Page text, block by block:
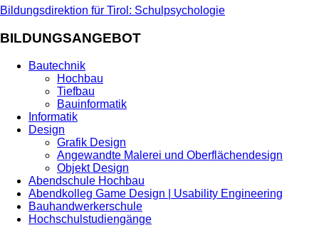
Bildungsdirektion für Tirol: Schulpsychologie
BILDUNGSANGEBOT
Bautechnik
Hochbau
Tiefbau
Bauinformatik
Informatik
Design
Grafik Design
Angewandte Malerei und Oberflächendesign
Objekt Design
Abendschule Hochbau
Abendkolleg Game Design | Usability Engineering
Bauhandwerkerschule
Hochschulstudiengänge